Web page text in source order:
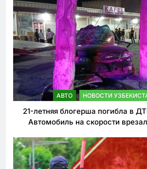
АВТО НОВОСТИ
21-летняя блогерша погибла в
Автомобиль на скорости